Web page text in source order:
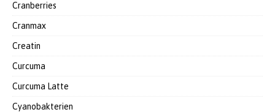
Cranberries
Cranmax
Creatin
Curcuma
Curcuma Latte
Cyanobakterien